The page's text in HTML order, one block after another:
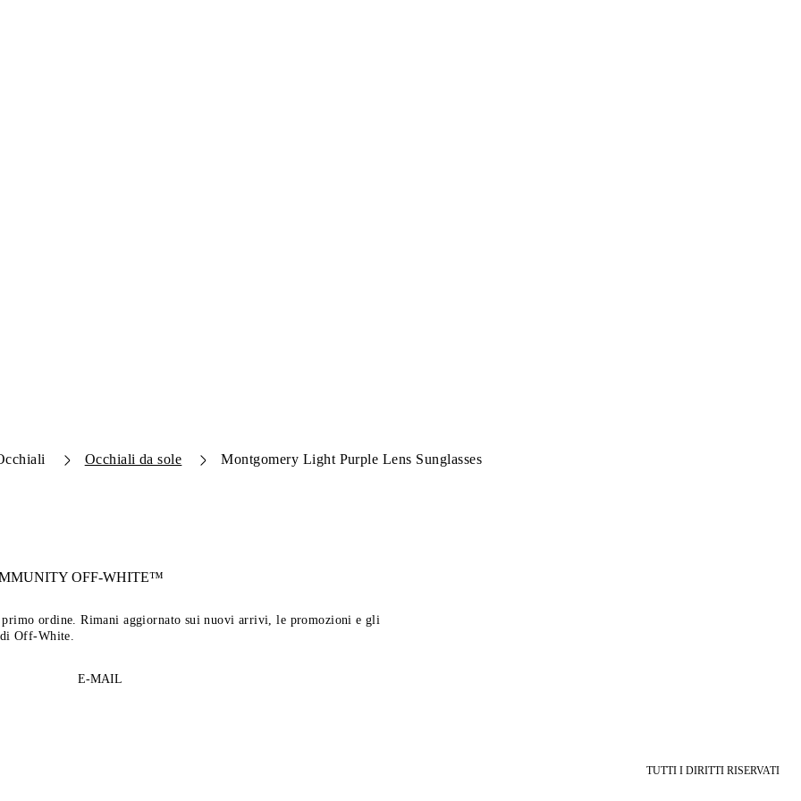
Occhiali da sole Montgomery Light Purple Lens Sunglasses
OFF-WHITE™
ordine. Rimani aggiornato sui nuovi arrivi, le promozioni e gli
Off-White.
E-MAIL
TUTTI I DIRITTI RISERVATI